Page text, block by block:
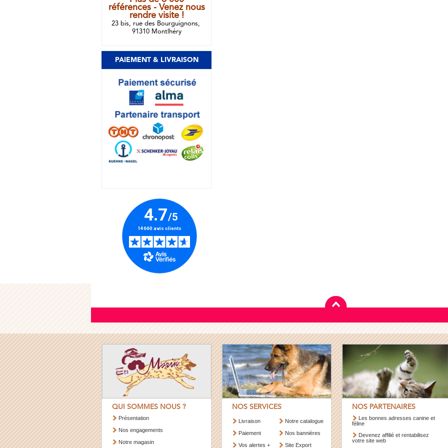
références - Venez nous
rendre visite !
23 bis, rue des Bourguignons,
91310 Montlhéry
PAIEMENT & LIVRAISON
QUI SOMMES NOUS ?
Présentation
Nos engagements
Notre magasin
NOS SERVICES
Livraison
Paiement
Vos alertes +
Notre catalogue
Nos bannières
Site Export
NOS PARTENAIRES
Les bonnes adresses canine et
féline
Devenez affilié et rentabilisez
votre site web